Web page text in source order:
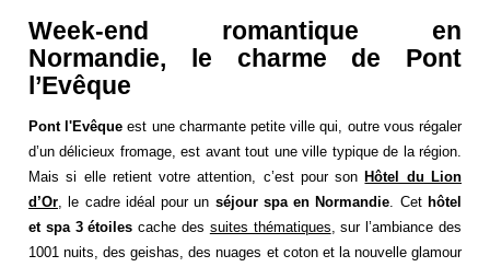
Week-end romantique en
Normandie, le charme de Pont
l’Evêque
Pont l'Evêque est une charmante petite ville qui, outre vous régaler
d’un délicieux fromage, est avant tout une ville typique de la région.
Mais si elle retient votre attention, c’est pour son Hôtel du Lion
d’Or , le cadre idéal pour un séjour spa en Normandie . Cethôtel
et spa 3 étoilescache des suites thématiques , sur l’ambiance des
1001 nuits, des geishas, des nuages et coton et la nouvelle glamour